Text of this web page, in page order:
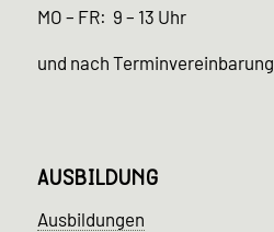
MO – FR: 9 – 13 Uhr
und nach Terminvereinbarung
AUSBILDUNG
Ausbildungen